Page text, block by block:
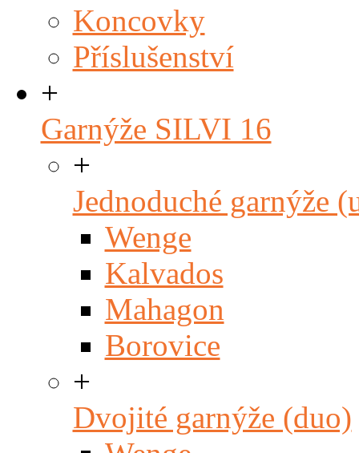
Koncovky
Příslušenství
+
Garnýže SILVI 16
+
Jednoduché garnýže
Wenge
Kalvados
Mahagon
Borovice
+
Dvojité garnýže (duo)